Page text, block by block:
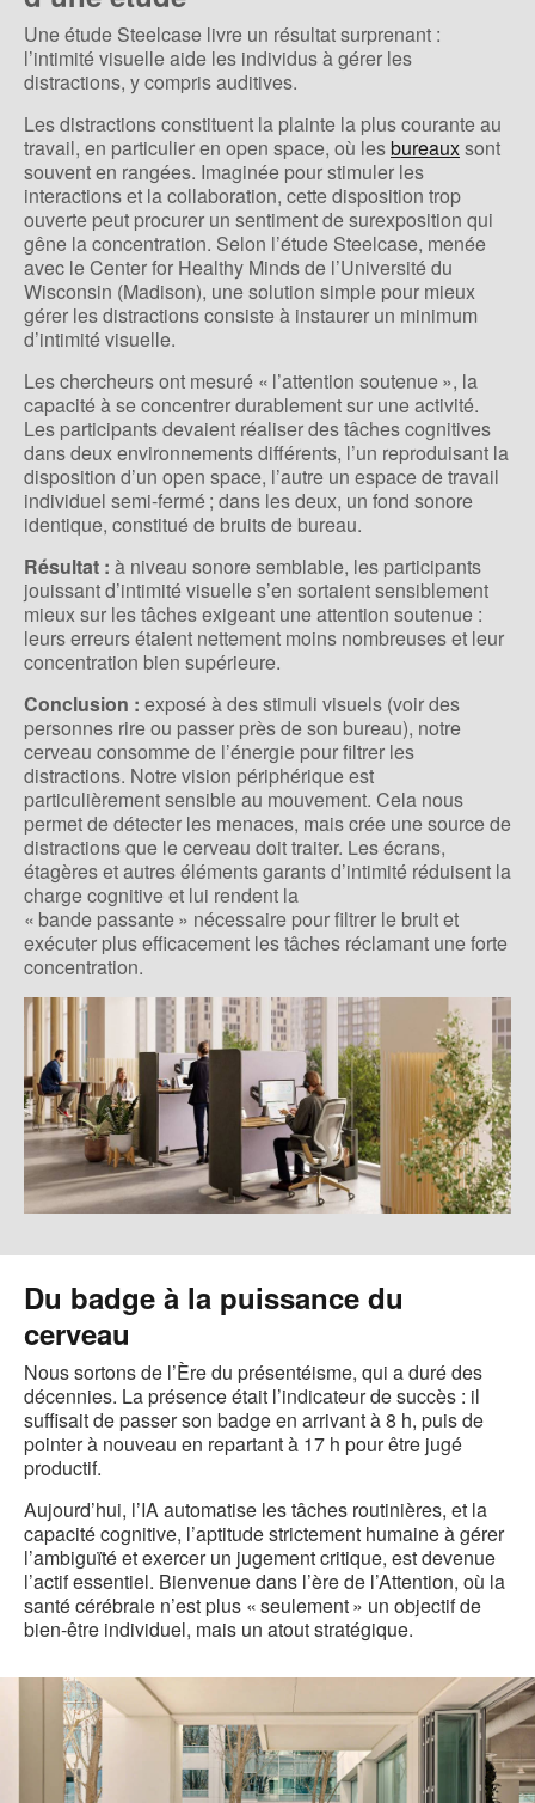
Une étude Steelcase livre un résultat surprenant :
l’intimité visuelle aide les individus à gérer les
distractions, y compris auditives.
Les distractions constituent la plainte la plus courante au
travail, en particulier en open space, où lesbureauxsont
souvent en rangées. Imaginée pour stimuler les
interactions et la collaboration, cette disposition trop
ouverte peut procurer un sentiment de surexposition qui
gêne la concentration. Selon l’étude Steelcase, menée
avec le Center for Healthy Minds de l’Université du
Wisconsin (Madison), une solution simple pour mieux
gérer les distractions consiste à instaurer un minimum
d’intimité visuelle.
Les chercheurs ont mesuré « l’attention soutenue », la
capacité à se concentrer durablement sur une activité.
Les participants devaient réaliser des tâches cognitives
dans deux environnements différents, l’un reproduisant la
disposition d’un open space, l’autre un espace de travail
individuel semi-fermé ; dans les deux, un fond sonore
identique, constitué de bruits de bureau.
Résultat : à niveau sonore semblable, les participants
jouissant d’intimité visuelle s’en sortaient sensiblement
mieux sur les tâches exigeant une attention soutenue :
leurs erreurs étaient nettement moins nombreuses et leur
concentration bien supérieure.
Conclusion : exposé à des stimuli visuels (voir des
personnes rire ou passer près de son bureau), notre
cerveau consomme de l’énergie pour filtrer les
distractions. Notre vision périphérique est
particulièrement sensible au mouvement. Cela nous
permet de détecter les menaces, mais crée une source de
distractions que le cerveau doit traiter. Les écrans,
étagères et autres éléments garants d’intimité réduisent la
charge cognitive et lui rendent la
« bande passante » nécessaire pour filtrer le bruit et
exécuter plus efficacement les tâches réclamant une forte
concentration.
Du badge à la puissance du
cerveau
Nous sortons de l’Ère du présentéisme, qui a duré des
décennies. La présence était l’indicateur de succès : il
suffisait de passer son badge en arrivant à 8 h, puis de
pointer à nouveau en repartant à 17 h pour être jugé
productif.
Aujourd’hui, l’IA automatise les tâches routinières, et la
capacité cognitive, l’aptitude strictement humaine à gérer
l’ambiguïté et exercer un jugement critique, est devenue
l’actif essentiel. Bienvenue dans l’ère de l’Attention, où la
santé cérébrale n’est plus « seulement » un objectif de
bien-être individuel, mais un atout stratégique.